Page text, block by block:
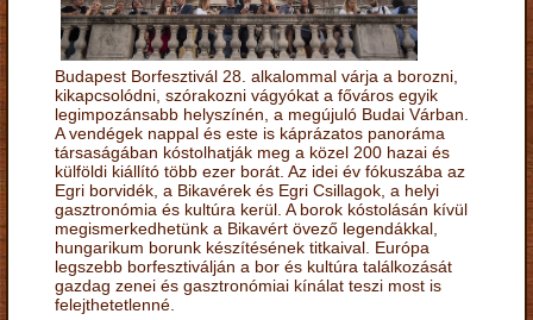
Budapest Borfesztivál 28. alkalommal várja a borozni,
kikapcsolódni, szórakozni vágyókat a főváros egyik
legimpozánsabb helyszínén, a megújuló Budai Várban.
A vendégek nappal és este is káprázatos panoráma
társaságában kóstolhatják meg a közel 200 hazai és
külföldi kiállító több ezer borát. Az idei év fókuszába az
Egri borvidék, a Bikavérek és Egri Csillagok, a helyi
gasztronómia és kultúra kerül. A borok kóstolásán kívül
megismerkedhetünk a Bikavért övező legendákkal,
hungarikum borunk készítésének titkaival. Európa
legszebb borfesztiválján a bor és kultúra találkozását
gazdag zenei és gasztronómiai kínálat teszi most is
felejthetetlenné.